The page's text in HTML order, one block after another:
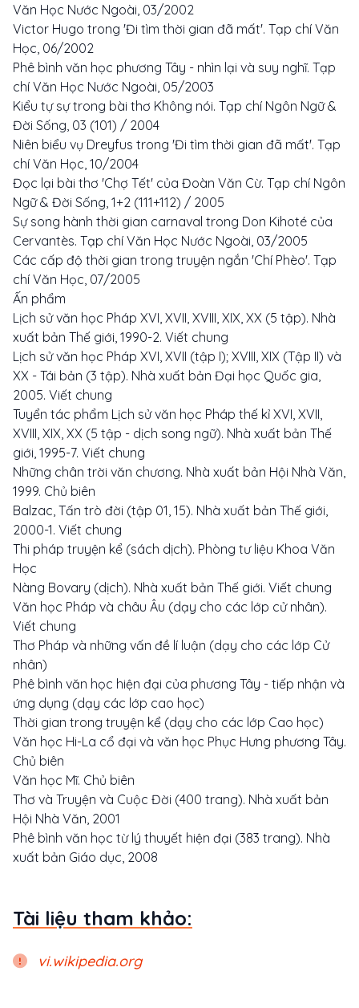
Văn Học Nước Ngoài, 03/2002
Victor Hugo trong 'Đi tìm thời gian đã mất'. Tạp chí Văn
Học, 06/2002
Phê bình văn học ph­ương Tây - nhìn lại và suy nghĩ. Tạp
chí Văn Học Nước Ngoài, 05/2003
Kiểu tự sự trong bài thơ Không nói. Tạp chí Ngôn Ngữ &
Đời Sống, 03 (101) / 2004
Niên biểu vụ Dreyfus trong 'Đi tìm thời gian đã mất'. Tạp
chí Văn Học, 10/2004
Đọc lại bài thơ 'Chợ Tết' của Đoàn Văn Cừ. Tạp chí Ngôn
Ngữ & Đời Sống, 1+2 (111+112) / 2005
Sự song hành thời gian carnaval trong Don Kihoté của
Cervantès. Tạp chí Văn Học Nước Ngoài, 03/2005
Các cấp độ thời gian trong truyện ngắn 'Chí Phèo'. Tạp
chí Văn Học, 07/2005
Ấn phẩm
Lịch sử văn học Pháp XVI, XVII, XVIII, XIX, XX (5 tập). Nhà
xuất bản Thế giới, 1990-2. Viết chung
Lịch sử văn học Pháp XVI, XVII (tập I); XVIII, XIX (Tập II) và
XX - Tái bản (3 tập). Nhà xuất bản Đại học Quốc gia,
2005. Viết chung
Tuyển tác phẩm Lịch sử văn học Pháp thế kỉ XVI, XVII,
XVIII, XIX, XX (5 tập - dịch song ngữ). Nhà xuất bản Thế
giới, 1995-7. Viết chung
Những chân trời văn chương. Nhà xuất bản Hội Nhà Văn,
1999. Chủ biên
Balzac, Tấn trò đời (tập 01, 15). Nhà xuất bản Thế giới,
2000-1. Viết chung
Thi pháp truyện kể (sách dịch). Phòng tư liệu Khoa Văn
Học
Nàng Bovary (dịch). Nhà xuất bản Thế giới. Viết chung
Văn học Pháp và châu Âu (dạy cho các lớp cử nhân).
Viết chung
Thơ Pháp và những vấn đề lí luận (dạy cho các lớp Cử
nhân)
Phê bình văn học hiện đại của phương Tây - tiếp nhận và
ứng dụng (dạy các lớp cao học)
Thời gian trong truyện kể (dạy cho các lớp Cao học)
Văn học Hi-La cổ đại và văn học Phục Hưng phương Tây.
Chủ biên
Văn học Mĩ. Chủ biên
Thơ và Truyện và Cuộc Đời (400 trang). Nhà xuất bản
Hội Nhà Văn, 2001
Phê bình văn học từ lý thuyết hiện đại (383 trang). Nhà
xuất bản Giáo dục, 2008
Tài liệu tham khảo:
vi.wikipedia.org